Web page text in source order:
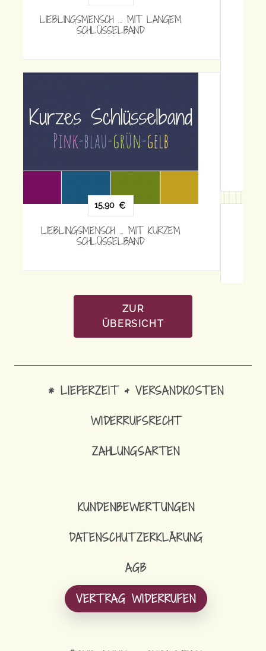
LIEBLINGSMENSCH … MIT LANGEM
SCHLÜSSELBAND
15,90€
LIEBLINGSMENSCH … MIT KURZEM
SCHLÜSSELBAND
ZUR
ÜBERSICHT
* LIEFERZEIT & VERSANDKOSTEN
WIDERRUFSRECHT
ZAHLUNGSARTEN
KUNDENBEWERTUNGEN
DATENSCHUTZERKLÄRUNG
AGB
VERTRAG WIDERRUFEN